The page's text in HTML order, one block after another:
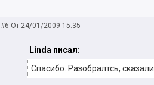
#6 От 24/01/2009 15:35
Linda писал:
Спасибо. Разобралтсь,